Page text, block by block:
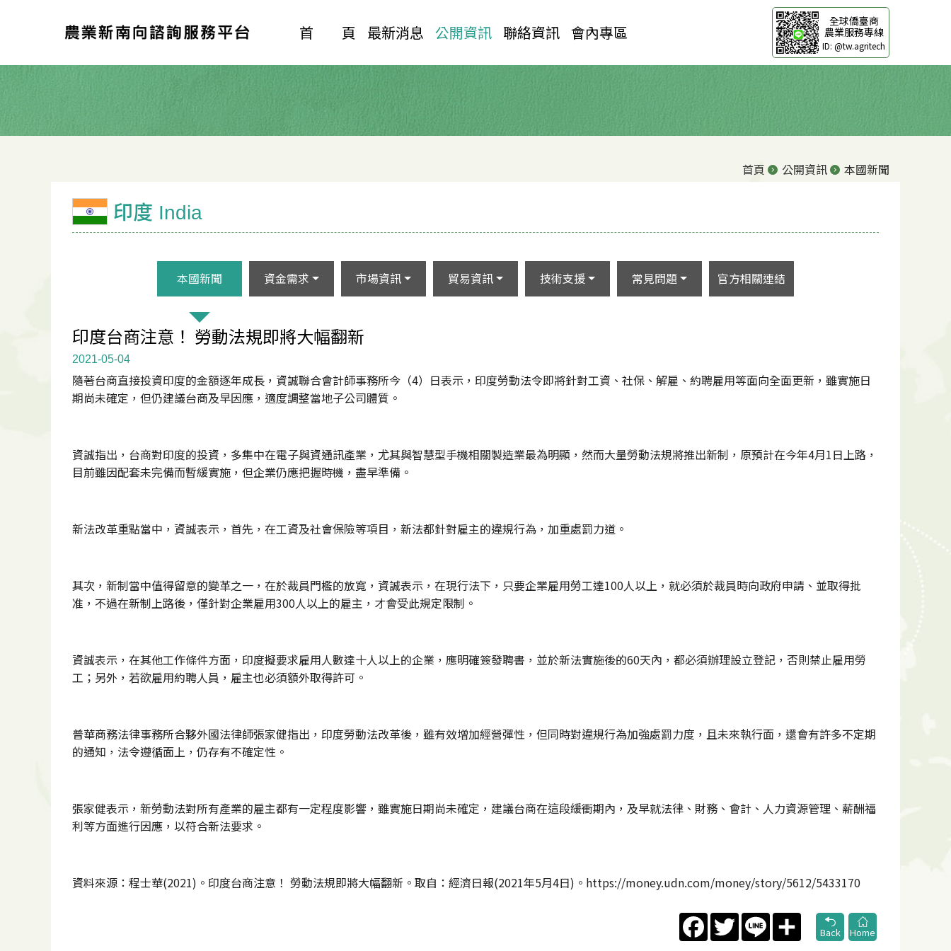
首 頁 最新消息 公開資訊 聯絡資訊 會內專區
全球僑臺商
農業服務專線
ID: @tw.agritech
首頁 公開資訊 本國新聞
印度 India
本國新聞 資金需求 市場資訊 貿易資訊 技術支援 常見問題 官方相關連結
印度台商注意！ 勞動法規即將大幅翻新
2021-05-04
隨著台商直接投資印度的金額逐年成長，資誠聯合會計師事務所今（4）日表示，印度勞動法令即將針對工資、社保、解雇、約聘雇用等面向全面更新，雖實施日
期尚未確定，但仍建議台商及早因應，適度調整當地子公司體質。
資誠指出，台商對印度的投資，多集中在電子與資通訊產業，尤其與智慧型手機相關製造業最為明顯，然而大量勞動法規將推出新制，原預計在今年4月1日上路，
目前雖因配套未完備而暫緩實施，但企業仍應把握時機，盡早準備。
新法改革重點當中，資誠表示，首先，在工資及社會保險等項目，新法都針對雇主的違規行為，加重處罰力道。
其次，新制當中值得留意的變革之一，在於裁員門檻的放寬，資誠表示，在現行法下，只要企業雇用勞工達100人以上，就必須於裁員時向政府申請、並取得批
准，不過在新制上路後，僅針對企業雇用300人以上的雇主，才會受此規定限制。
資誠表示，在其他工作條件方面，印度擬要求雇用人數達十人以上的企業，應明確簽發聘書，並於新法實施後的60天內，都必須辦理設立登記，否則禁止雇用勞
工；另外，若欲雇用約聘人員，雇主也必須額外取得許可。
普華商務法律事務所合夥外國法律師張家健指出，印度勞動法改革後，雖有效增加經營彈性，但同時對違規行為加強處罰力度，且未來執行面，還會有許多不定期
的通知，法令遵循面上，仍存有不確定性。
張家健表示，新勞動法對所有產業的雇主都有一定程度影響，雖實施日期尚未確定，建議台商在這段緩衝期內，及早就法律、財務、會計、人力資源管理、薪酬福
利等方面進行因應，以符合新法要求。
資料來源：程士華(2021)。印度台商注意！ 勞動法規即將大幅翻新。取自：經濟日報(2021年5月4日)。https://money.udn.com/money/story/5612/5433170
FacebookTwitter Line
Share
Back
Home